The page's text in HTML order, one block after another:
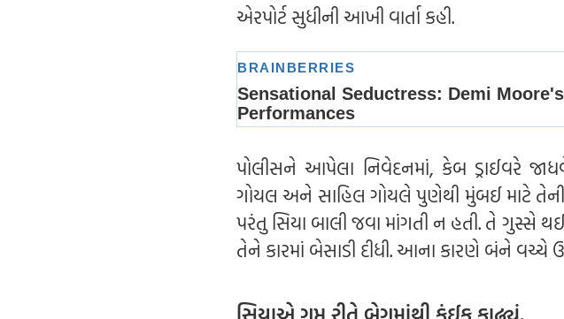
એરપોર્ટ સુધીની આખી વાર્તા કહી.
પોલીસને આપેલા નિવેદનમાં, કેબ ડ્રાઈવરે
ગોયલ અને સાહિલ ગોયલે પુણેથી મુંબઈ માટે તેની
પરંતુ સિયા બાલી જવા માંગતી ન હતી. તે ગુસ્સે
તેને કારમાં બેસાડી દીધી. આના કારણે બંને વચ્ચે